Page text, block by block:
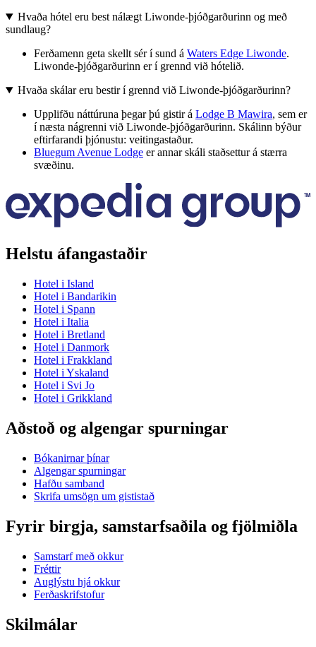
Hvaða hótel eru best nálægt Liwonde-þjóðgarðurinn og með
sundlaug?
Ferðamenn geta skellt sér í sund á Waters Edge Liwonde.
Liwonde-þjóðgarðurinn er í grennd við hótelið.
Hvaða skálar eru bestir í grennd við Liwonde-þjóðgarðurinn?
Upplifðu náttúruna þegar þú gistir á Lodge B Mawira, sem er
í næsta nágrenni við Liwonde-þjóðgarðurinn. Skálinn býður
eftirfarandi þjónustu: veitingastaður.
Bluegum Avenue Lodge er annar skáli staðsettur á stærra
svæðinu.
Helstu áfangastaðir
Hotel i Island
Hotel i Bandarikin
Hotel i Spann
Hotel i Italia
Hotel i Bretland
Hotel i Danmork
Hotel i Frakkland
Hotel i Yskaland
Hotel i Svi Jo
Hotel i Grikkland
Aðstoð og algengar spurningar
Bókanirnar þínar
Algengar spurningar
Hafðu samband
Skrifa umsögn um gististað
Fyrir birgja, samstarfsaðila og fjölmiðla
Samstarf með okkur
Fréttir
Auglýstu hjá okkur
Ferðaskrifstofur
Skilmálar